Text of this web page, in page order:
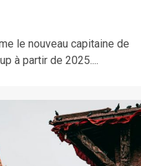
le nouveau capitaine de
à partir de 2025....